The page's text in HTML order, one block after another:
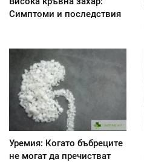
Симптоми и последствия
Уремия: Когато бъбреците
не могат да пречистват